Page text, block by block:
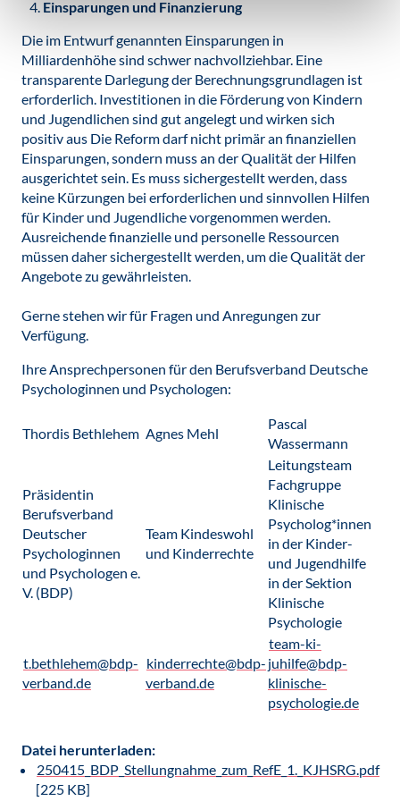
Einsparungen und Finanzierung
Die im Entwurf genannten Einsparungen in
Milliardenhöhe sind schwer nachvollziehbar. Eine
transparente Darlegung der Berechnungsgrundlagen ist
erforderlich. Investitionen in die Förderung von Kindern
und Jugendlichen sind gut angelegt und wirken sich
positiv aus Die Reform darf nicht primär an finanziellen
Einsparungen, sondern muss an der Qualität der Hilfen
ausgerichtet sein. Es muss sichergestellt werden, dass
keine Kürzungen bei erforderlichen und sinnvollen Hilfen
für Kinder und Jugendliche vorgenommen werden.
Ausreichende finanzielle und personelle Ressourcen
müssen daher sichergestellt werden, um die Qualität der
Angebote zu gewährleisten.
Gerne stehen wir für Fragen und Anregungen zur
Verfügung.
Ihre Ansprechpersonen für den Berufsverband Deutsche
Psychologinnen und Psychologen:
Thordis Bethlehem Agnes Mehl
Pascal
Wassermann
Präsidentin
Berufsverband
Deutscher
Psychologinnen
und Psychologen e.
V. (BDP)
Team Kindeswohl
und Kinderrechte
Leitungsteam
Fachgruppe
Klinische
Psycholog*innen
in der Kinder-
und Jugendhilfe
in der Sektion
Klinische
Psychologie
t.bethlehem@bdp-
verband.de
kinderrechte@bdp-
verband.de
team-ki-
juhilfe@bdp-
klinische-
psychologie.de
Datei herunterladen:
250415_BDP_Stellungnahme_zum_RefE_1._KJHSRG.pdf
[225 KB]